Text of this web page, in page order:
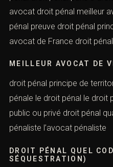
DROIT PÉNAL OU
(ENLÈVEMENT ET
meilleur avocat en droit
pénal droit pénal paris 3
pénal preuve droit pénal
avocat de France droit pénal
MEILLEUR AVOCAT DE
droit pénal principe de
pénale le droit pénal le droit